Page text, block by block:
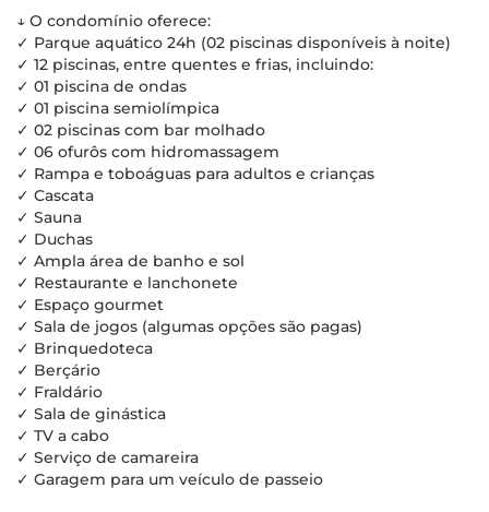
↓ O condomínio oferece:
✓ Parque aquático 24h (02 piscinas disponíveis à noite)
✓ 12 piscinas, entre quentes e frias, incluindo:
✓ 01 piscina de ondas
✓ 01 piscina semiolímpica
✓ 02 piscinas com bar molhado
✓ 06 ofurôs com hidromassagem
✓ Rampa e toboáguas para adultos e crianças
✓ Cascata
✓ Sauna
✓ Duchas
✓ Ampla área de banho e sol
✓ Restaurante e lanchonete
✓ Espaço gourmet
✓ Sala de jogos (algumas opções são pagas)
✓ Brinquedoteca
✓ Berçário
✓ Fraldário
✓ Sala de ginástica
✓ TV a cabo
✓ Serviço de camareira
✓ Garagem para um veículo de passeio